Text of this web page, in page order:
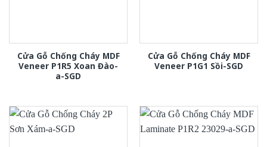
Cửa Gỗ Chống Cháy MDF
Veneer P1R5 Xoan Đào-
a-SGD
Cửa Gỗ Chống Cháy MDF
Veneer P1G1 Sồi-SGD